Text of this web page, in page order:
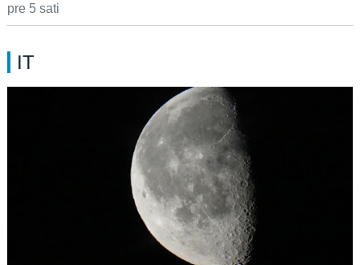
pre 5 sati
IT